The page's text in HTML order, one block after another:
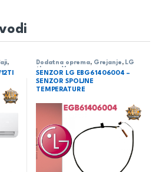
,
Dodatna oprema, Grejanje , LG
therma V
SENZOR LG EBG61406004 –
SENZOR SPOLJNE
TEMPERATURE